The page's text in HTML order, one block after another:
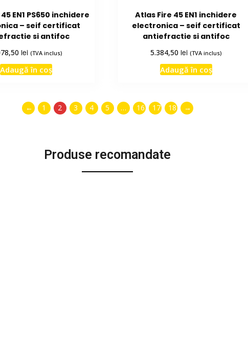
EN1 PS650 inchidere
– seif certificat
si antifoc
lei (TVA inclus)
Adaugă în coș
Atlas Fire 45 EN1 inchidere
electronica – seif certificat
antiefractie si antifoc
5.384,50 lei (TVA inclus)
Adaugă în coș
← 1 2 3 4 5 … 16 17 18 →
Produse recomandate